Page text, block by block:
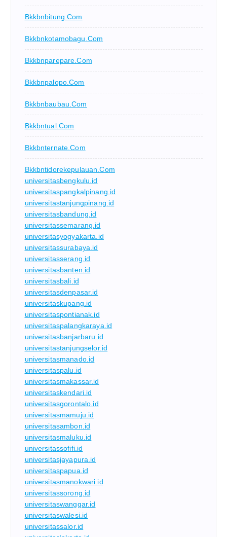
Bkkbnbitung.com
Bkkbnkotamobagu.com
Bkkbnparepare.com
Bkkbnpalopo.com
Bkkbnbaubau.com
Bkkbntual.com
Bkkbnternate.com
Bkkbntidorekepulauan.com
universitasbengkulu.id
universitaspangkalpinang.id
universitastanjungpinang.id
universitasbandung.id
universitassemarang.id
universitasyogyakarta.id
universitassurabaya.id
universitasserang.id
universitasbanten.id
universitasbali.id
universitasdenpasar.id
universitaskupang.id
universitaspontianak.id
universitaspalangkaraya.id
universitasbanjarbaru.id
universitastanjungselor.id
universitasmanado.id
universitaspalu.id
universitasmakassar.id
universitaskendari.id
universitasgorontalo.id
universitasmamuju.id
universitasambon.id
universitasmaluku.id
universitassofifi.id
universitasjayapura.id
universitaspapua.id
universitasmanokwari.id
universitassorong.id
universitaswanggar.id
universitaswalesi.id
universitassalor.id